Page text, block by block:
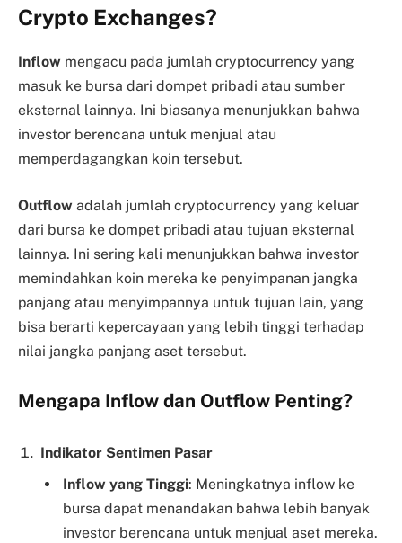
Crypto Exchanges?
Inflow mengacu pada jumlah cryptocurrency yang
masuk ke bursa dari dompet pribadi atau sumber
eksternal lainnya. Ini biasanya menunjukkan bahwa
investor berencana untuk menjual atau
memperdagangkan koin tersebut.
Outflow adalah jumlah cryptocurrency yang keluar
dari bursa ke dompet pribadi atau tujuan eksternal
lainnya. Ini sering kali menunjukkan bahwa investor
memindahkan koin mereka ke penyimpanan jangka
panjang atau menyimpannya untuk tujuan lain, yang
bisa berarti kepercayaan yang lebih tinggi terhadap
nilai jangka panjang aset tersebut.
Mengapa Inflow dan Outflow Penting?
Indikator Sentimen Pasar
Inflow yang Tinggi: Meningkatnya inflow ke
bursa dapat menandakan bahwa lebih banyak
investor berencana untuk menjual aset mereka.